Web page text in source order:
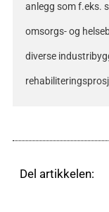
anlegg som f.eks.
omsorgs- og
diverse
Del artikkelen: